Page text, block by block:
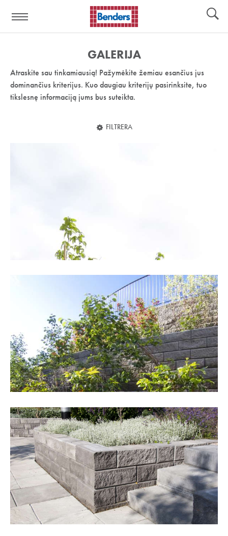
nuoroda:
GALERIJA
Atraskite sau tinkamiausią! Pažymėkite žemiau esančius jus
dominančius kriterijus. Kuo daugiau kriterijų pasirinksite, tuo
tikslesnę informaciją jums bus suteikta.
FILTRERA